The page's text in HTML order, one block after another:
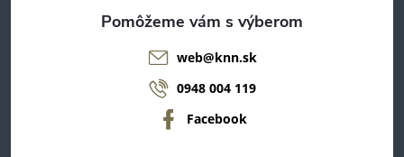
web@knn.sk
0948 004 119
Facebook